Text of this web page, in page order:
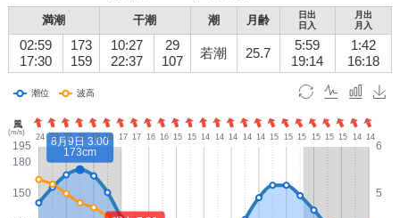
満潮 干潮 潮 月齢
日出
日入
月出
月入
02:59
17:30
173
159
10:27
22:37
29
107
若潮 25.7
5:59
19:14
1:42
16:18